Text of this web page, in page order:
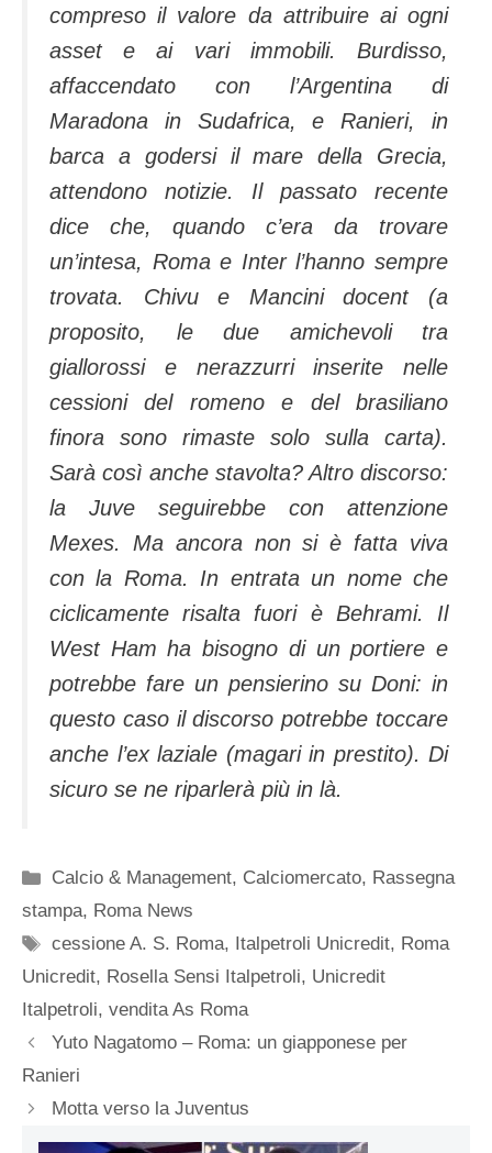
compreso il valore da attribuire ai ogni
asset e ai vari immobili. Burdisso,
affaccendato con l’Argentina di
Maradona in Sudafrica, e Ranieri, in
barca a godersi il mare della Grecia,
attendono notizie. Il passato recente
dice che, quando c’era da trovare
un’intesa, Roma e Inter l’hanno sempre
trovata. Chivu e Mancini docent (a
proposito, le due amichevoli tra
giallorossi e nerazzurri inserite nelle
cessioni del romeno e del brasiliano
finora sono rimaste solo sulla carta).
Sarà così anche stavolta? Altro discorso:
la Juve seguirebbe con attenzione
Mexes. Ma ancora non si è fatta viva
con la Roma. In entrata un nome che
ciclicamente risalta fuori è Behrami. Il
West Ham ha bisogno di un portiere e
potrebbe fare un pensierino su Doni: in
questo caso il discorso potrebbe toccare
anche l’ex laziale (magari in prestito). Di
sicuro se ne riparlerà più in là.
Categorie
Calcio & Management, Calciomercato, Rassegna
stampa, Roma News
Tag
cessione A. S. Roma, Italpetroli Unicredit, Roma
Unicredit, Rosella Sensi Italpetroli, Unicredit
Italpetroli, vendita As Roma
Yuto Nagatomo – Roma: un giapponese per
Ranieri
Motta verso la Juventus